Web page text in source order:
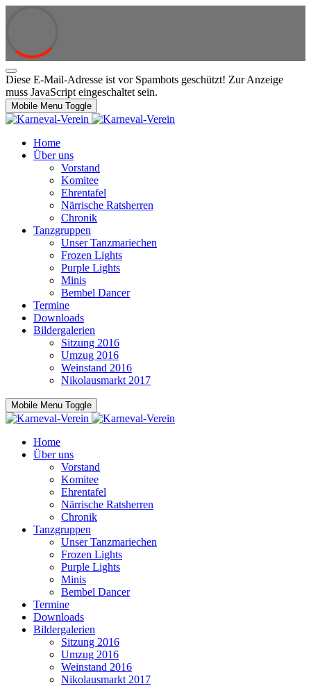
Diese E-Mail-Adresse ist vor Spambots geschützt! Zur Anzeige
muss JavaScript eingeschaltet sein.
Mobile Menu Toggle
Home
Über uns
Vorstand
Komitee
Ehrentafel
Närrische Ratsherren
Chronik
Tanzgruppen
Unser Tanzmariechen
Frozen Lights
Purple Lights
Minis
Bembel Dancer
Termine
Downloads
Bildergalerien
Sitzung 2016
Umzug 2016
Weinstand 2016
Nikolausmarkt 2017
Mobile Menu Toggle
Home
Über uns
Vorstand
Komitee
Ehrentafel
Närrische Ratsherren
Chronik
Tanzgruppen
Unser Tanzmariechen
Frozen Lights
Purple Lights
Minis
Bembel Dancer
Termine
Downloads
Bildergalerien
Sitzung 2016
Umzug 2016
Weinstand 2016
Nikolausmarkt 2017